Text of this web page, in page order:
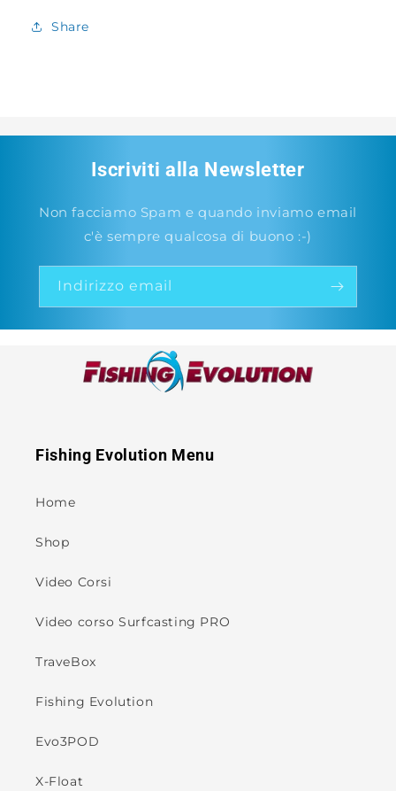
Share
Iscriviti alla Newsletter
Non facciamo Spam e quando inviamo email
c'è sempre qualcosa di buono :-)
Indirizzo email
Fishing Evolution Menu
Home
Shop
Video Corsi
Video corso Surfcasting PRO
TraveBox
Fishing Evolution
Evo3POD
X-Float